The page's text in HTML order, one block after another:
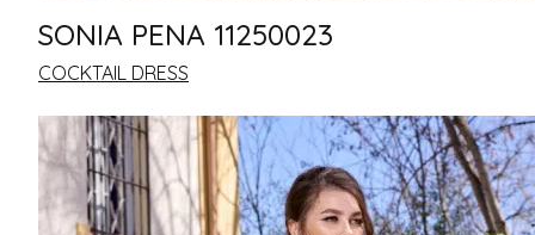
SONIA PENA 11250023
COCKTAIL DRESS